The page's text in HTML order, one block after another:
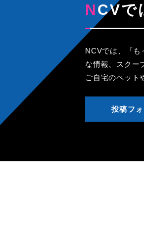
NCV
NCVでは、「も
な情報、スクー
ご自宅のペット
投稿フ